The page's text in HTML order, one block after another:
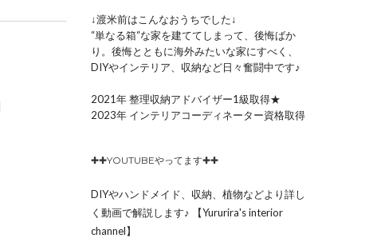
↓渡米前はこんなおうちでした↓
“単なる箱“な家を建ててしまって、後悔ばか
り。後悔とともに海外みたいな家にすべく、
DIYやインテリア、収納など日々奮闘中です♪
2021年 整理収納アドバイザー1級取得★
2023年 インテリアコーディネーター資格取得
✚✚YOUTUBEやってます✚✚
DIYやハンドメイド、収納、植物などより詳し
く動画で解説します♪ 【Yururira's interior
channel】